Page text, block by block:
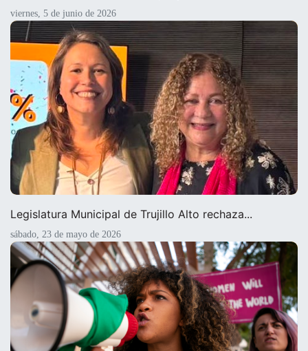
viernes, 5 de junio de 2026
Legislatura Municipal de Trujillo Alto rechaza...
sábado, 23 de mayo de 2026